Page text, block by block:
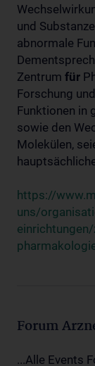
und
abnormale
Zentrum für
Forschung
Funktionen in
sowie den
Molekülen,
https://
uns/
Forum
...Alle Events